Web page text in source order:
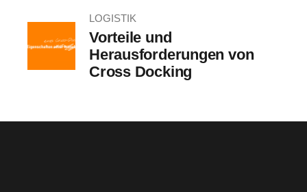
LOGISTIK
Vorteile und
Herausforderungen von
Cross Docking